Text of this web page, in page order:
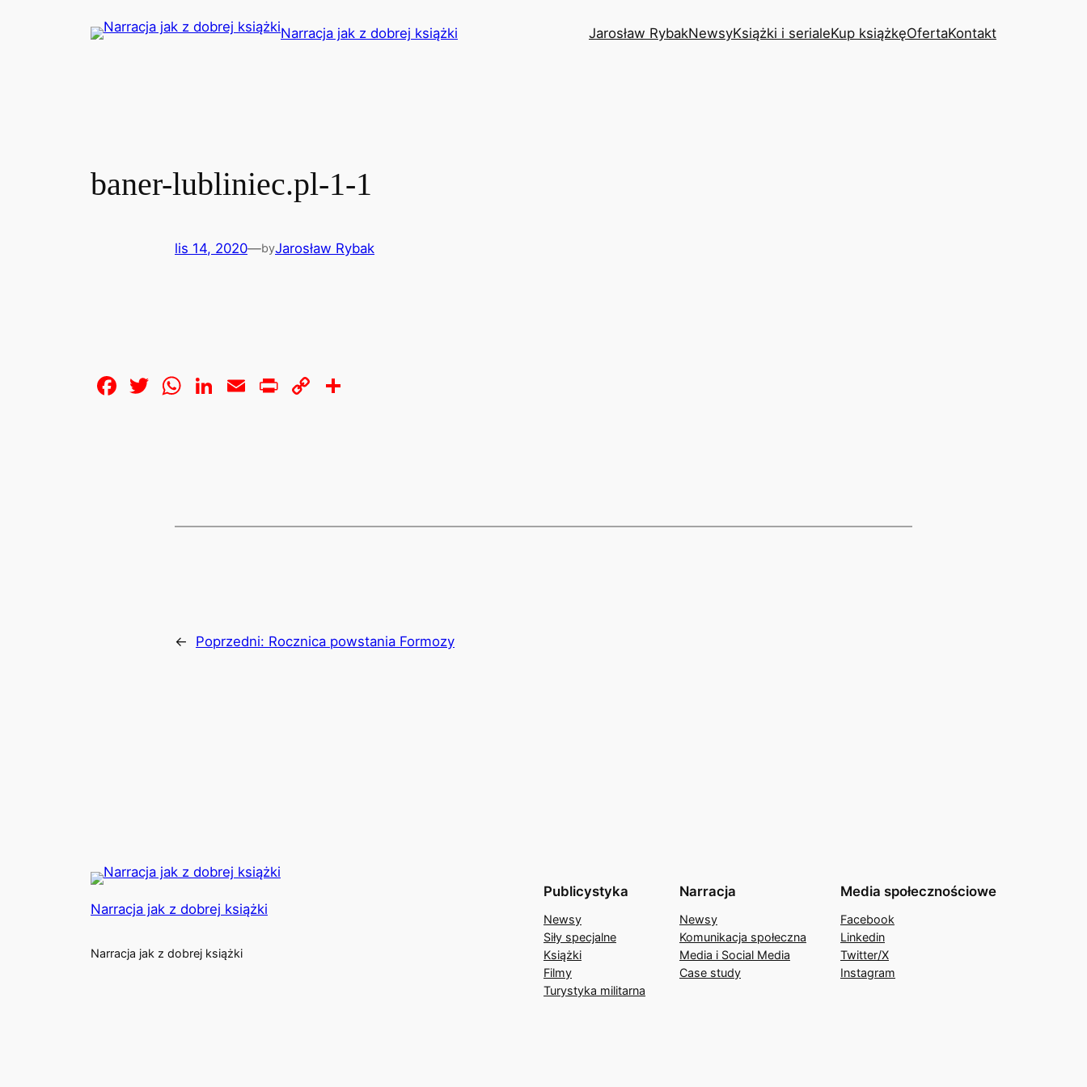
Narracja jak z dobrej książki Jarosław RybakNewsyKsiążki i serialeKup książkęOfertaKontakt
baner-lubliniec.pl-1-1
lis 14, 2020—byJarosław Rybak
Facebook
Twitter
WhatsApp
LinkedIn
EmailPrintCopy
← Poprzedni: Rocznica powstania Formozy
Narracja jak z dobrej książki
Narracja jak z dobrej książki
Publicystyka
Newsy
Siły specjalne
Książki
Filmy
Turystyka militarna
Narracja
Newsy
Komunikacja społeczna
Media i Social Media
Case study
Media społecznościowe
Facebook
Linkedin
Twitter/X
Instagram